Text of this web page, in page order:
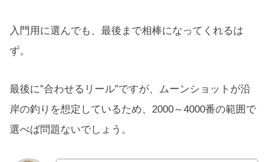
入門用に選んでも、最後まで相棒になってくれるは
ず。
最後に”合わせるリール”ですが、ムーンショットが沿
岸の釣りを想定しているため、2000～4000番の範囲で
選べば問題ないでしょう。